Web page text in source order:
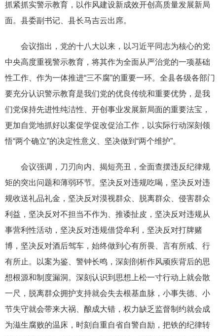
抓紧抓实警示教育，以作风建设新成效开创高质量发展新局
面。县委副书记、县长马吉云出席。
会议指出，党的十八大以来，以习近平同志为核心的党
中央高度重视警示教育，将其作为全面从严治党的一项基础
性工作、作为一体推进“三不腐”的重要一环。全县各级各部门
要充分认识警示教育是我们党的优良传统和重要优势，是我
们党保持先进性纯洁性、开创事业发展新局面的重要法宝，
更加自觉地抓好以案促学促改促治工作，以实际行动深刻领
悟“两个确立”的决定性意义、坚决做到“两个维护”。
会议强调，刀刃向内、揭短亮丑，全面查摆违反纪律规
矩的突出问题和薄弱环节。坚决反对违规吃喝，坚决反对违
规收送礼品礼金，坚决反对漠视群众、脱离群众、侵害群众
利益，坚决反对不担当不作为、推诿扯皮，坚决反对违规从
事营利性活动，坚决反对违规借贷牟利，坚决反对打牌赌
博，坚决反对酒后驾车，始终做到心有所畏、言有所戒、行
有所止。以案为鉴、警钟长鸣，深刻剖析作风顽疾背后的思
想根源和制度漏洞。深刻认识到思想上松一寸行动上就会散
一尺，脱离群众拥护支持就会失去根基血脉，小事失德、小
节失守就会带来大祸、酿成大错，权力缺乏监督制约就会成
为滋生腐败的温床，时刻自重自省自警自励，把铁的纪律转